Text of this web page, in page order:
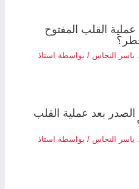
القلب المفتوح
النحاس / بواسطة
استاذ
بعد عملية القلب
النحاس / بواسطة
استاذ